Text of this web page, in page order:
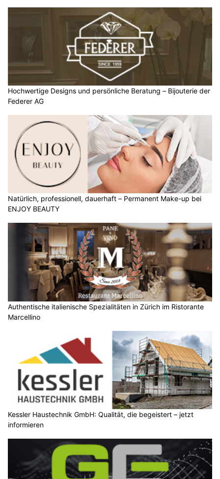
Hochwertige Designs und persönliche Beratung – Bijouterie der
Federer AG
Natürlich, professionell, dauerhaft – Permanent Make-up bei
ENJOY BEAUTY
Authentische italienische Spezialitäten in Zürich im Ristorante
Marcellino
Kessler Haustechnik GmbH: Qualität, die begeistert – jetzt
informieren